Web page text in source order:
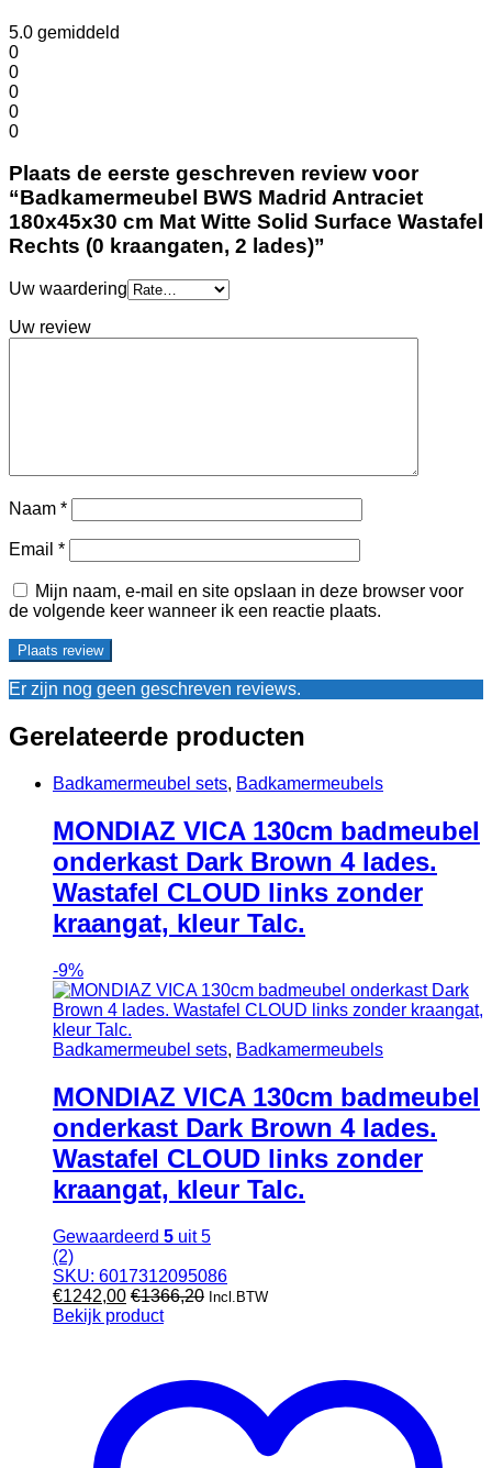
5.0 gemiddeld
0
0
0
0
0
Plaats de eerste geschreven review voor
“Badkamermeubel BWS Madrid Antraciet
180x45x30 cm Mat Witte Solid Surface Wastafel
Rechts (0 kraangaten, 2 lades)”
Uw waardering
Uw review
Naam *
Email *
Mijn naam, e-mail en site opslaan in deze browser voor
de volgende keer wanneer ik een reactie plaats.
Er zijn nog geen geschreven reviews.
Gerelateerde producten
Badkamermeubel sets, Badkamermeubels
MONDIAZ VICA 130cm badmeubel
onderkast Dark Brown 4 lades.
Wastafel CLOUD links zonder
kraangat, kleur Talc.
-9%
Badkamermeubel sets, Badkamermeubels
MONDIAZ VICA 130cm badmeubel
onderkast Dark Brown 4 lades.
Wastafel CLOUD links zonder
kraangat, kleur Talc.
Gewaardeerd 5 uit 5
(2)
SKU: 6017312095086
€1242,00 €1366,20 Incl.BTW
Bekijk product